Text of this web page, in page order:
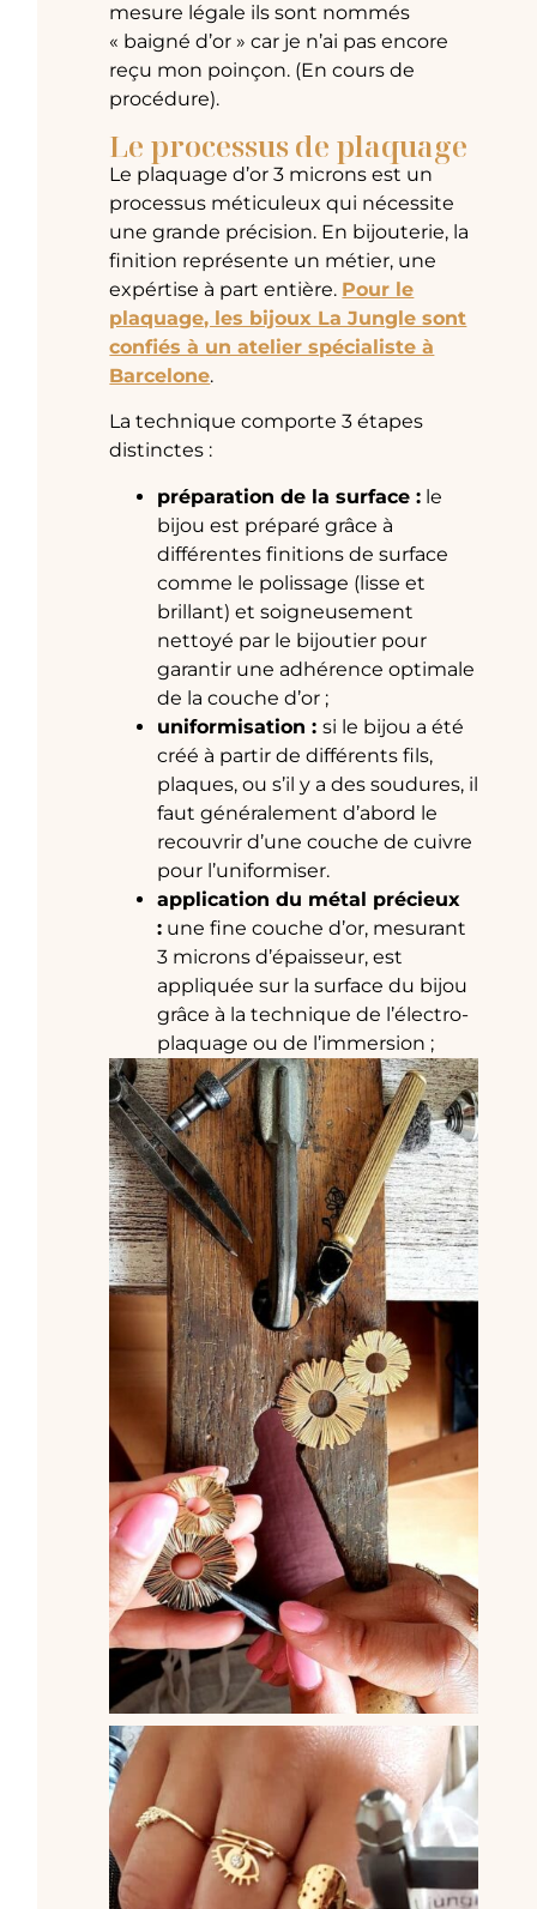
mesure légale ils sont nommés
« baigné d’or » car je n’ai pas encore
reçu mon poinçon. (En cours de
procédure).
Le processus de plaquage
Le plaquage d’or 3 microns est un
processus méticuleux qui nécessite
une grande précision. En bijouterie, la
finition représente un métier, une
expértise à part entière. Pour le
plaquage, les bijoux La Jungle sont
confiés à un atelier spécialiste à
Barcelone.
La technique comporte 3 étapes
distinctes :
préparation de la surface : le
bijou est préparé grâce à
différentes finitions de surface
comme le polissage (lisse et
brillant) et soigneusement
nettoyé par le bijoutier pour
garantir une adhérence optimale
de la couche d’or ;
uniformisation :si le bijou a été
créé à partir de différents fils,
plaques, ou s’il y a des soudures, il
faut généralement d’abord le
recouvrir d’une couche de cuivre
pour l’uniformiser.
application du métal précieux
: une fine couche d’or, mesurant
3 microns d’épaisseur, est
appliquée sur la surface du bijou
grâce à la technique de l’électro-
plaquage ou de l’immersion ;